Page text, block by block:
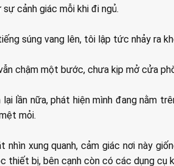
cảnh giác mỗi khi đi ngủ.
súng vang lên, tôi lập tức nhảy ra
chậm một bước, chưa kịp mở cửa
lần nữa, phát hiện mình đang nằm
mỏi.
nhìn xung quanh, cảm giác nơi này
thiết bị, bên cạnh còn có các dụng cụ